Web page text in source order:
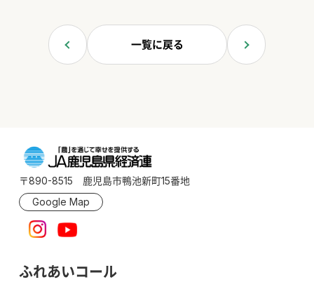
一覧に戻る
〒890-8515 鹿児島市鴨池新町15番地
Google Map
ふれあいコール